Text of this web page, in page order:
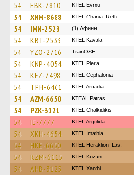
54 EBK-7810 KTEL Evrou
54 XNM-8688 KTEL Chania–Reth.
54 IMN-2528 (1) Афины
54 KBT-2533 KTEL Kavala
54 YZO-2716 TrainΟSE
54 KNP-4054 KTEL Pieria
54 KEZ-7498 KTEL Cephalonia
54 TPH-6461 KTEL Arcadia
54 AZM-6650 KTEAL Patras
54 PZK-3121 ΚΤΕL Chalkidikis
54 IE-7777 KTEL Argolida
54 XKH-4654 KTEL Imathia
54 HKE-6650 KTEL Heraklion–Las.
54 KZM-6115 ΚΤΕL Kozani
54 AHB-3125 KTEL Xanthi